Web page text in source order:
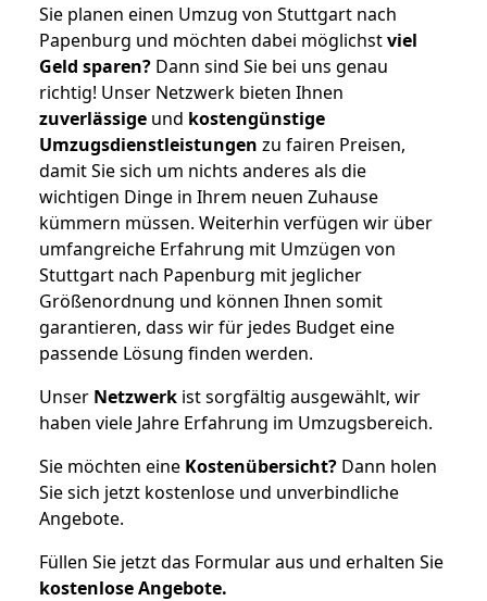
Sie planen einen Umzug von Stuttgart nach
Papenburg und möchten dabei möglichstviel
Geld sparen? Dann sind Sie bei uns genau
richtig! Unser Netzwerk bieten Ihnen
zuverlässige und kostengünstige
Umzugsdienstleistungen zu fairen Preisen,
damit Sie sich um nichts anderes als die
wichtigen Dinge in Ihrem neuen Zuhause
kümmern müssen. Weiterhin verfügen wir über
umfangreiche Erfahrung mit Umzügen von
Stuttgart nach Papenburg mit jeglicher
Größenordnung und können Ihnen somit
garantieren, dass wir für jedes Budget eine
passende Lösung finden werden.
Unser Netzwerk ist sorgfältig ausgewählt, wir
haben viele Jahre Erfahrung im Umzugsbereich.
Sie möchten eine Kostenübersicht? Dann holen
Sie sich jetzt kostenlose und unverbindliche
Angebote.
Füllen Sie jetzt das Formular aus und erhalten Sie
kostenloseAngebote.